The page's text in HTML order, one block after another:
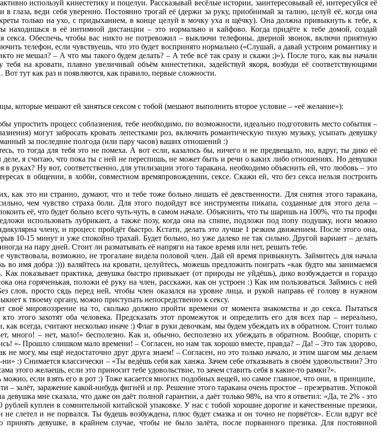
используй кинестетику и поцелуи. Рассказывай весёлые истории, заинтересовывай её, интересуйся её
в глаза, веди себя уверенно. Постоянно трогай её (держи за руку, приобнимай за талию, целуй её, когда она
только на ухо, с придыханием, в конце целуй в мочку уха и щёчку). Она должна привыкнуть к тебе, к
находишься в её интимной дистанции – это нормально и кайфово. Когда придёте к тебе домой, создай
секса. Обеспечь, чтобы вас никто не потревожил – выключи телефоны, дверной звонок, включи приятную
телефон, если чувствуешь, что это будет воспринято нормально («Слушай, а давай устроим романтику и
не мешал? – А что мы такого будем делать? – А тебе всё так сразу и скажи ;)»). После того, как вы начали
на кровати, плавно увеличивай объём кинестетики, задействуй якоря, возбуди её соответствующими
тут как раз и появляются, как правило, первые сложности.
которые мешают ей заняться сексом с тобой (мешают выполнить второе условие – «её желание»):
процесс соблазнения, тебе необходимо, по возможности, идеально подготовить место события –
могут забросать кровать лепестками роз, включить романтическую тихую музыку, усыпать девушку
за последние полгода (или пару часов) ваших отношений :)
то тогда для тебя это не помеха. А вот если, казалось бы, ничего и не предвещало, но, вдруг, ты дико её
деле, я считаю, что пока ты с ней не переспишь, не может быть и речи о каких либо отношениях. Но девушки
Ну вот, соответственно, для утилизации этого таракана, необходимо объяснить ей, что любовь – это
в общении, в хобби, совместном времяпровождении, сексе. Скажи ей, что без секса нельзя построить
это ни странно, думают, что и тебе тоже больно лишать её девственности. Для снятия этого таракана,
чем чувство страха боли. Для этого подойдут все инструменты пикапа, созданные для этого дела –
её, что будет больно всего чуть-чуть, в самом начале. Объяснить, что ты шаришь на 100%, что ты профи
использовать лубрикант, а также позу, когда она на спине, подложи под попу подушку, ноги можно
члену, и процесс пройдёт быстро. Кстати, делать это лучше 1 резким движением. После этого она,
10-15 минут и уже спокойно трахай. Будет больно, но уже далеко не так сильно. Другой вариант – делать
на пару дней. Стоит ли разматывать её напряги на такое время или нет, решать тебе.
возможно, не трогалане видела половой член. Дай ей время привыкнуть. Займитесь для начала
во имя добра :))) валяйтесь на кровати, целуйтесь, можешь предложить поиграть «как будто мы занимаемся
Как показывает практика, девушка быстро привыкает (от природы не уйдёшь), дико возбуждается и гораздо
она горяченькая, положи её руку на член, расскажи, как он устроен :) Как им пользоваться. Займись с ней
слов, просто сядь перед ней, чтобы член оказался на уровне лица, и рукой направь её голову в нужном
к твоему органу, можно приступать непосредственно к сексу.
мировоззрение на то, сколько должно пройти времени от момента знакомства и до секса. Пытаться
этого захотят оба человека. Предсказать этот промежуток и определить его для всех пар – нереально,
всегда, считают несколько иначе :) Флаг в руки девочкам, мы будем убеждать их в обратном. Стоит только
– нет, мало!» бесполезно. Как и, обычно, бесполезно их убеждать в обратном. Вообще, спорить с
«- Прошло слишком мало времени! – Согласен, но нам так хорошо вместе, правда? – Да! – Это так здорово,
могу, мы ещё недостаточно друг друга знаем! – Согласен, но это только начало, и этим шагом мы делаем
:) Снимается классически – «Ты ведёшь себя как ханжа. Зачем себе отказывать в своём удовольствии? Это
этого желаешь, если это приносит тебе удовольствие, то зачем ставить себя в какие-то рамки?».
если взять его в рот :) Тоже касается многих подобных вещей, но самое главное, что они, в принципе,
залёт, заражение какой-нибудь фигнёй и пр. Решение этого таракана очень простое – презерватив. Успокой
мне сказала, что даже он даёт полной гарантии, а даёт только 98%, на что я ответил: «Да, те 2% - это
рублей куплен в сомнительной китайской упаковке. У нас с тобой хорошие дорогие и качественные презики,
слетел и не порвался. Ты будешь возбуждена, плюс будет смазка и он точно не порвётся». Если вдруг всё
девушке, в крайнем случае, чтобы не было залёта, после порванного презика. Для постоянной